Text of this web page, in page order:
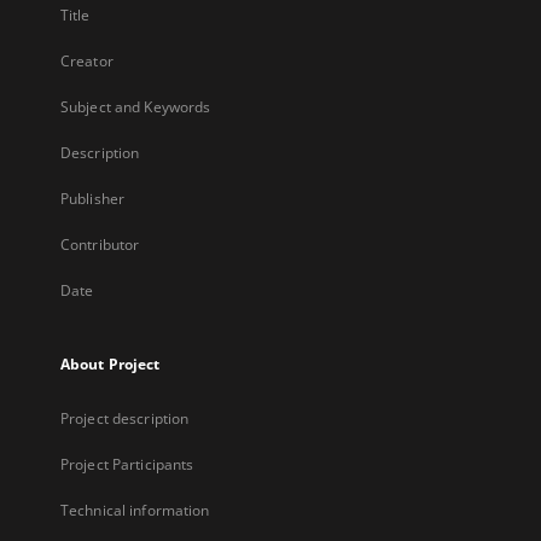
Title
Creator
Subject and Keywords
Description
Publisher
Contributor
Date
About Project
Project description
Project Participants
Technical information